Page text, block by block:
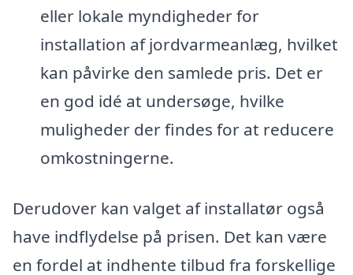
eller lokale myndigheder for
installation af jordvarmeanlæg, hvilket
kan påvirke den samlede pris. Det er
en god idé at undersøge, hvilke
muligheder der findes for at reducere
omkostningerne.
Derudover kan valget af installatør også
have indflydelse på prisen. Det kan være
en fordel at indhente tilbud fra forskellige